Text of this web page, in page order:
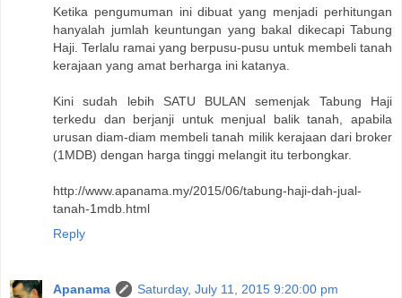
Ketika pengumuman ini dibuat yang menjadi perhitungan
hanyalah jumlah keuntungan yang bakal dikecapi Tabung
Haji. Terlalu ramai yang berpusu-pusu untuk membeli tanah
kerajaan yang amat berharga ini katanya.
Kini sudah lebih SATU BULAN semenjak Tabung Haji
terkedu dan berjanji untuk menjual balik tanah, apabila
urusan diam-diam membeli tanah milik kerajaan dari broker
(1MDB) dengan harga tinggi melangit itu terbongkar.
http://www.apanama.my/2015/06/tabung-haji-dah-jual-
tanah-1mdb.html
Reply
Apanama
Saturday, July 11, 2015 9:20:00 pm